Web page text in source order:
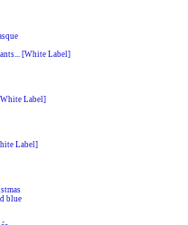
[White Label]
Label]
Label]
blue